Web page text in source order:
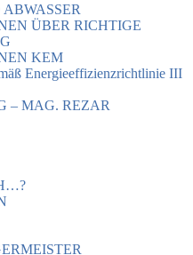
ÜBER RICHTIGE
KEM
Energieeffizienzrichtlinie III
– MAG. REZAR